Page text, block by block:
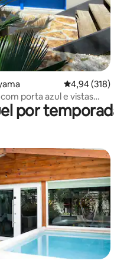
5, 149 avaliações
4,94 de
4,94 (318)
porta azul e vistas
por